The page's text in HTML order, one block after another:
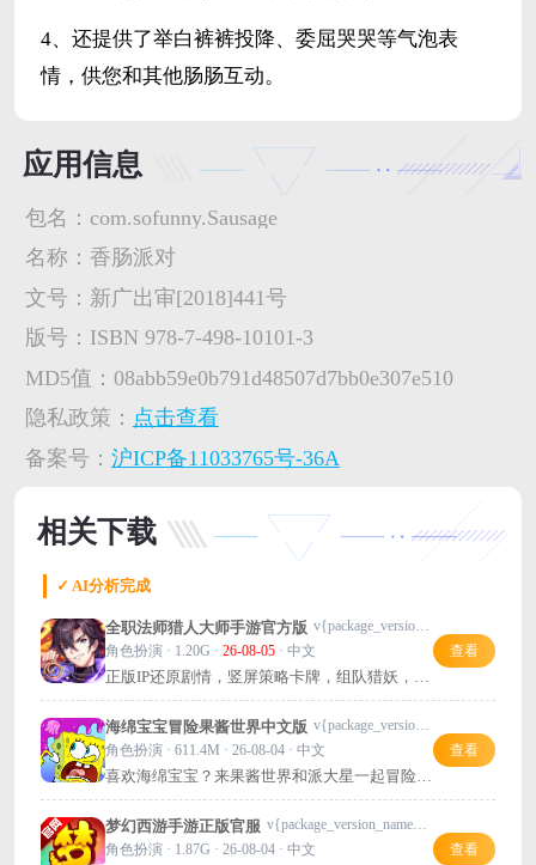
4、还提供了举白裤裤投降、委屈哭哭等气泡表
情，供您和其他肠肠互动。
应用信息
包名： com.sofunny.Sausage
名称： 香肠派对
文号： 新广出审[2018]441号
版号： ISBN 978-7-498-10101-3
MD5值： 08abb59e0b791d48507d7bb0e307e510
隐私政策： 点击查看
备案号： 沪ICP备11033765号-36A
相关下载
✓ AI分析完成
全职法师猎人大师手游官方版
v{package_version_name} 安卓版
角色扮演 · 1.20G · 26-08-05· 中文
正版IP还原剧情，竖屏策略卡牌，组队猎妖，推
荐一试！
查看
海绵宝宝冒险果酱世界中文版
v{package_version_name} 安卓版
角色扮演 · 611.4M · 26-08-04 · 中文
喜欢海绵宝宝？来果酱世界和派大星一起冒险、
建造吧！
查看
梦幻西游手游正版官服
v{package_version_name} 安卓版
角色扮演 · 1.87G · 26-08-04 · 中文
查看